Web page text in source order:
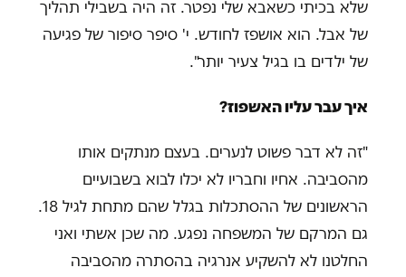
שלא בכיתי כשאבא שלי נפטר. זה היה בשבילי תהליך
של אבל. הוא אושפז לחודש. י' סיפר סיפור של פגיעה
של ילדים בו בגיל צעיר יותר".
איך עבר עליו האשפוז?
"זה לא דבר פשוט לנערים. בעצם מנתקים אותו
מהסביבה. אחיו וחבריו לא יכלו לבוא בשבועיים
הראשונים של ההסתכלות בגלל שהם מתחת לגיל 18.
גם המרקם של המשפחה נפגע. מה שכן אשתי ואני
החלטנו לא להשקיע אנרגיה בהסתרה מהסביבה